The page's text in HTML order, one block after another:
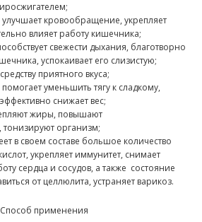
кровообращение, укрепляет
влияет работу кишечника;
свежести дыхания, благотворно
успокаивает его слизистую;
приятного вкуса;
уменьшить тягу к сладкому,
снижает вес;
жиры, повышают
тонизируют организм;
в своем составе большое количество
укрепляет иммунитет, снимает
сердца и сосудов, а также состояние
от целлюлита, устраняет варикоз.
Способ применения